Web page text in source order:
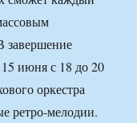
завершение
июня с 18 до 20
оркестра
ретро-мелодии.